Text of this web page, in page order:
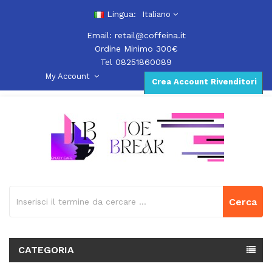
Lingua: Italiano
Email: retail@coffeina.it
Ordine Minimo 300€
Tel 08251860089
Crea Account Rivenditori
My Account
Cerca
CATEGORIA